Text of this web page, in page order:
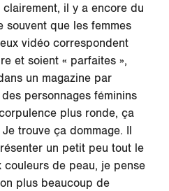
il y a encore du
souvent que les femmes
vidéo correspondent
et soient « parfaites »,
un magazine par
personnages féminins
plus ronde, ça
trouve ça dommage. Il
un petit peu tout le
couleurs de peau, je pense
plus beaucoup de